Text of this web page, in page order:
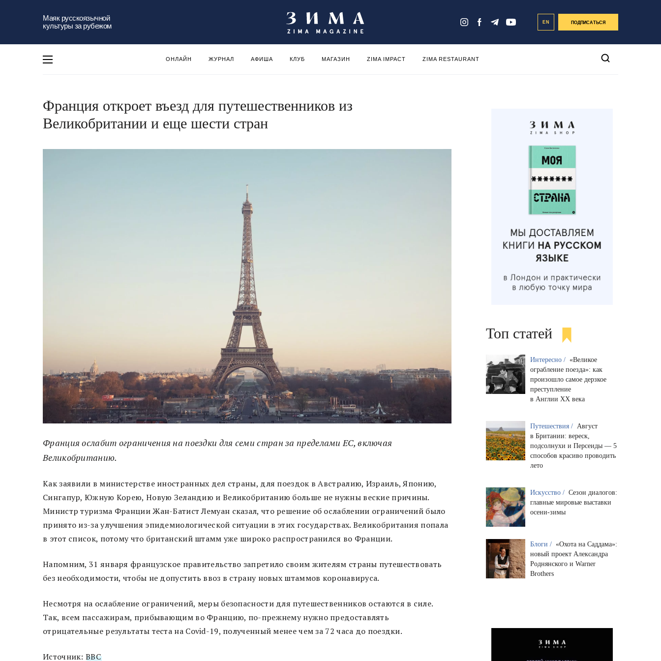
Маяк русскоязычной
культуры за рубежом
EN ПОДПИСАТЬСЯ
ОНЛАЙН ЖУРНАЛ АФИША КЛУБ МАГАЗИН ZIMA IMPACT ZIMA RESTAURANT
Франция откроет въезд для путешественников из
Великобритании и еще шести стран
Франция ослабит ограничения на поездки для семи стран за пределами ЕС, включая
Великобританию.
Как заявили в министерстве иностранных дел страны, для поездок в Австралию, Израиль, Японию,
Сингапур, Южную Корею, Новую Зеландию и Великобританию больше не нужны веские причины.
Министр туризма Франции Жан-Батист Лемуан сказал, что решение об ослаблении ограничений было
принято из-за улучшения эпидемиологической ситуации в этих государствах. Великобритания попала
в этот список, потому что британский штамм уже широко распространился во Франции.
Напомним, 31 января французское правительство запретило своим жителям страны путешествовать
без необходимости, чтобы не допустить ввоз в страну новых штаммов коронавируса.
Несмотря на ослабление ограничений, меры безопасности для путешественников остаются в силе.
Так, всем пассажирам, прибывающим во Францию, по-прежнему нужно предоставлять
отрицательные результаты теста на Covid-19, полученный менее чем за 72 часа до поездки.
Источник: BBC
Топ статей
Интересно / «Великое
ограбление поезда»: как
произошло самое дерзкое
преступление
в Англии XX века
Путешествия / Август
в Британии: вереск,
подсолнухи и Персеиды — 5
способов красиво проводить
лето
Искусство / Сезон диалогов:
главные мировые выставки
осени-зимы
Блоги / «Охота на Саддама»:
новый проект Александра
Роднянского и Warner
Brothers